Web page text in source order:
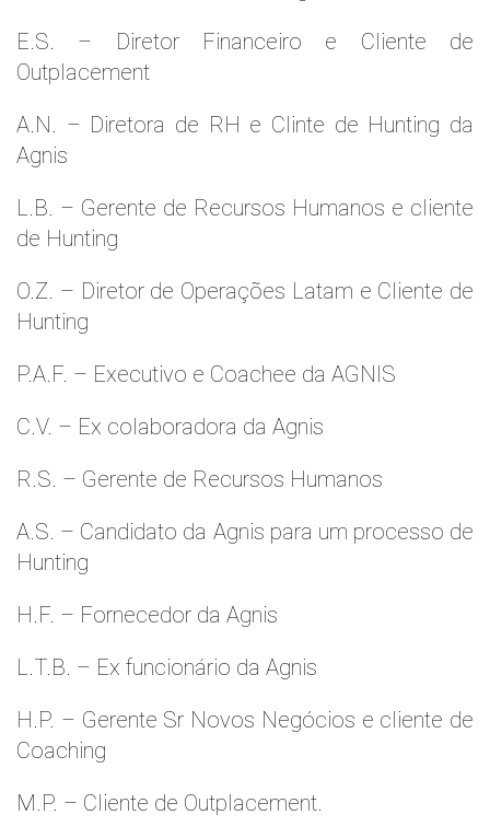
E.S. – Diretor Financeiro e Cliente de
Outplacement
A.N. – Diretora de RH e Clinte de Hunting da
Agnis
L.B. – Gerente de Recursos Humanos e cliente
de Hunting
O.Z. – Diretor de Operações Latam e Cliente de
Hunting
P.A.F. – Executivo e Coachee da AGNIS
C.V. – Ex colaboradora da Agnis
R.S. – Gerente de Recursos Humanos
A.S. – Candidato da Agnis para um processo de
Hunting
H.F. – Fornecedor da Agnis
L.T.B. – Ex funcionário da Agnis
H.P. – Gerente Sr Novos Negócios e cliente de
Coaching
M.P. – Cliente de Outplacement.